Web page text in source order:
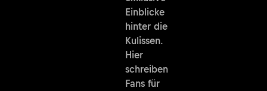
Einblicke
hinter die
Kulissen.
Hier
schreiben
Fans für